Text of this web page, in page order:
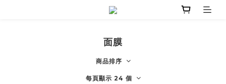
面膜
商品排序
每頁顯示 24 個